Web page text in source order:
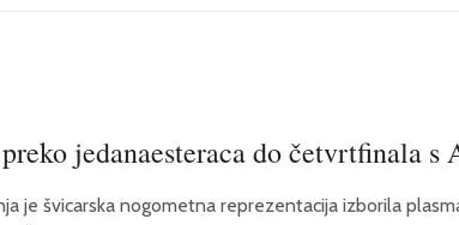
jedanaesteraca do četvrtfinala s
je švicarska nogometna reprezentacija izborila